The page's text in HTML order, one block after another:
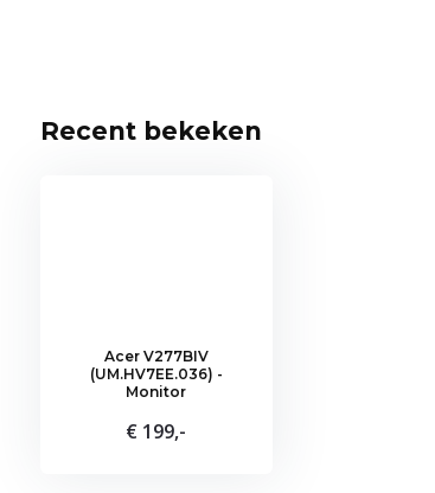
Recent bekeken
Acer V277BIV
(UM.HV7EE.036) -
Monitor
€ 199,-